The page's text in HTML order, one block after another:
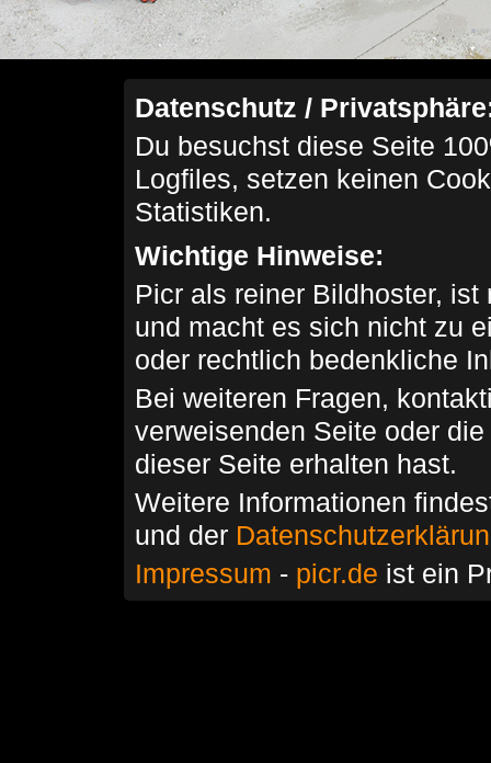
Datenschutz /
Du besuchst diese Seite
Logfiles, setzen keinen
Statistiken.
Wichtige Hinweise:
Picr als reiner Bildhoster,
und macht es sich nicht zu
oder rechtlich bedenkliche
Bei weiteren Fragen,
verweisenden Seite oder
dieser Seite erhalten hast.
Weitere Informationen
und der
Impressum - picr.de ist ein